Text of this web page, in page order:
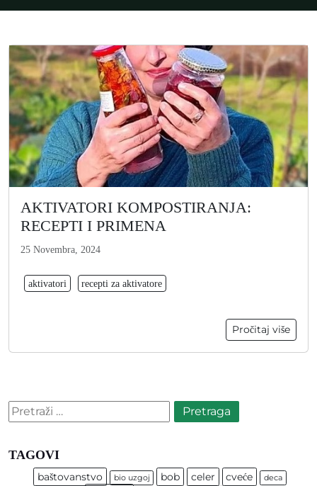
AKTIVATORI KOMPOSTIRANJA:
RECEPTI I PRIMENA
25 Novembra, 2024
aktivatori recepti za aktivatore
Pročitaj više
Pretraga:
TAGOVI
baštovanstvo bio uzgoj bob celer cveće
deca